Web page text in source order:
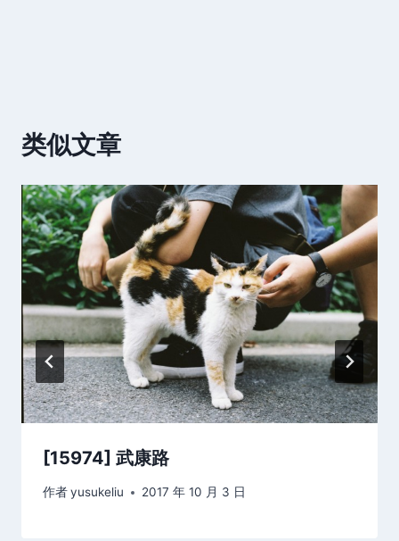
类似文章
[15974] 武康路
作者yusukeliu 2017 年 10 月 3 日